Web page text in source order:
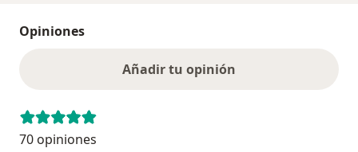
Opiniones
Añadir tu opinión
70 opiniones